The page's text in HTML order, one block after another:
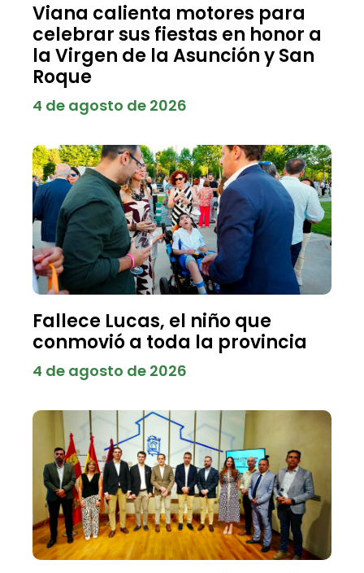
Viana calienta motores para
celebrar sus fiestas en honor a
la Virgen de la Asunción y San
Roque
4 de agosto de 2026
Fallece Lucas, el niño que
conmovió a toda la provincia
4 de agosto de 2026